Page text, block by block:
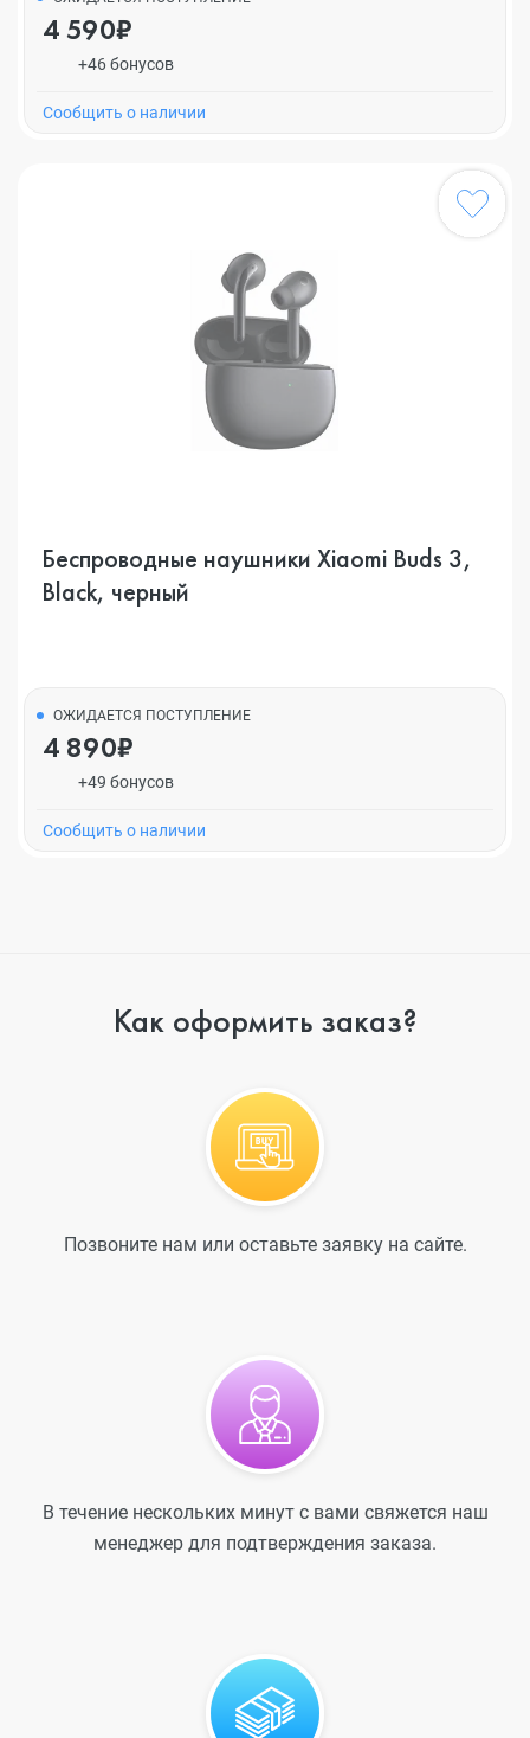
4 590₽
+46 бонусов
Cообщить о наличии
Беспроводные наушники Xiaomi Buds 3,
Black, черный
ОЖИДАЕТСЯ ПОСТУПЛЕНИЕ
4 890₽
+49 бонусов
Cообщить о наличии
Как оформить заказ?
Позвоните нам или оставьте заявку на сайте.
В течение нескольких минут с вами свяжется наш
менеджер для подтверждения заказа.